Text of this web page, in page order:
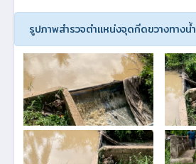
รูปภาพสำรวจตำแหน่งจุดกีดขวางทางน้ำ